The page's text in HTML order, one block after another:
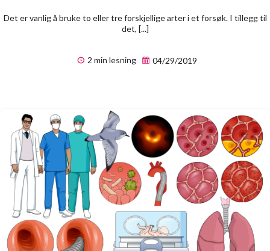
Det er vanlig å bruke to eller tre forskjellige arter i et forsøk. I tillegg til
det, [...]
2 min lesning 04/29/2019